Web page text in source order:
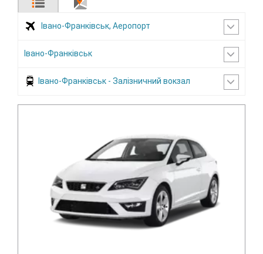
Івано-Франківськ, Аеропорт
Івано-Франківськ
Івано-Франківськ - Залізничний вокзал